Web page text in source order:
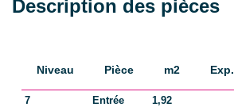
Description des pièces
Niveau Pièce m2 Exp.
7 Entrée 1,92